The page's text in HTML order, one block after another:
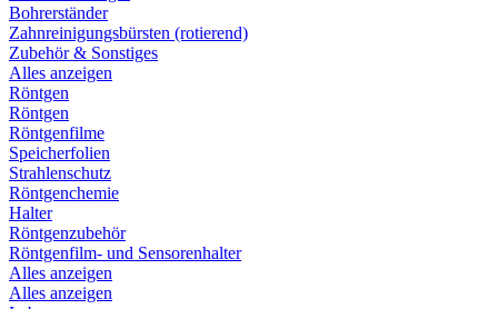
Bohrerständer
Zahnreinigungsbürsten (rotierend)
Zubehör & Sonstiges
Alles anzeigen
Röntgen
Röntgen
Röntgenfilme
Speicherfolien
Strahlenschutz
Röntgenchemie
Halter
Röntgenzubehör
Röntgenfilm- und Sensorenhalter
Alles anzeigen
Alles anzeigen